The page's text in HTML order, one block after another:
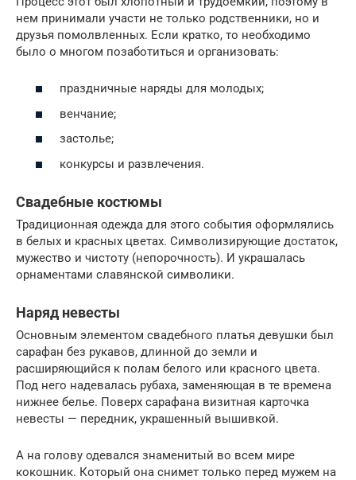
нем принимали участи не только родственники, но и
друзья помолвленных. Если кратко, то необходимо
было о многом позаботиться и организовать:
праздничные наряды для молодых;
венчание;
застолье;
конкурсы и развлечения.
Свадебные костюмы
Традиционная одежда для этого события оформлялись
в белых и красных цветах. Символизирующие достаток,
мужество и чистоту (непорочность). И украшалась
орнаментами славянской символики.
Наряд невесты
Основным элементом свадебного платья девушки был
сарафан без рукавов, длинной до земли и
расширяющийся к полам белого или красного цвета.
Под него надевалась рубаха, заменяющая в те времена
нижнее белье. Поверх сарафана визитная карточка
невесты — передник, украшенный вышивкой.
А на голову одевался знаменитый во всем мире
кокошник. Который она снимет только перед мужем на